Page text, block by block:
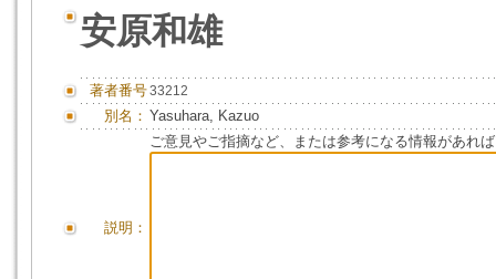
安原和雄
著者番号33212
別名： Yasuhara, Kazuo
説明：
ご意見やご指摘など、または参考になる情報があれ